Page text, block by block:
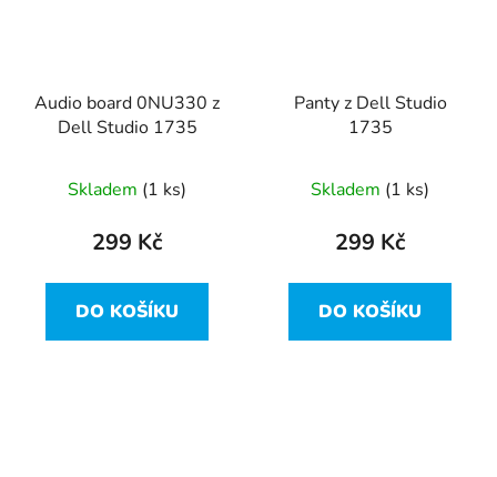
Audio board 0NU330 z
Dell Studio 1735
Skladem (1 ks)
299 Kč
DO KOŠÍKU
Panty z Dell Studio
1735
Skladem (1 ks)
299 Kč
DO KOŠÍKU